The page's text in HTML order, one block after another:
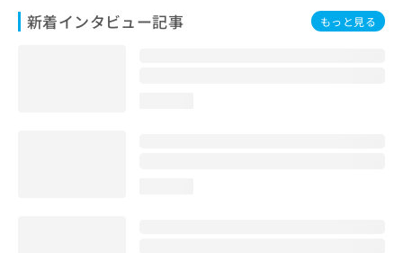
新着インタビュー記事 もっと見る